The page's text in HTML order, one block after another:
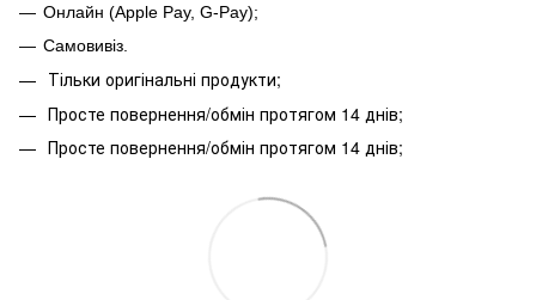
Онлайн (Apple Pay, G-Pay);
Самовивіз.
Тільки оригінальні продукти;
Просте повернення/обмін протягом 14 днів;
Просте повернення/обмін протягом 14 днів;